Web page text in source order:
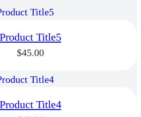
Product Title5
$45.00
Product Title4